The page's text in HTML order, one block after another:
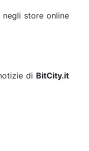
negli store online
di BitCity.it